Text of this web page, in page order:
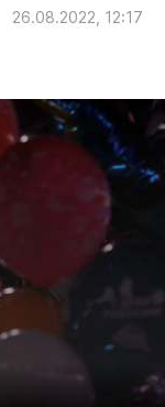
26.08.2022, 12:17